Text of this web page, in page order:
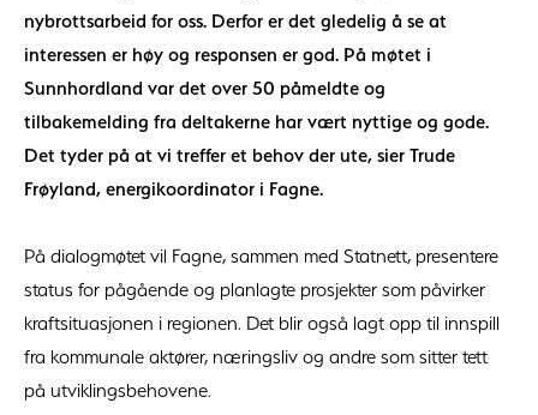
nybrottsarbeid for oss. Derfor er det gledelig å se at
interessen er høy og responsen er god. På møtet i
Sunnhordland var det over 50 påmeldte og
tilbakemelding fra deltakerne har vært nyttige og gode.
Det tyder på at vi treffer et behov der ute, sier Trude
Frøyland, energikoordinator i Fagne.
På dialogmøtet vil Fagne, sammen med Statnett, presentere
status for pågående og planlagte prosjekter som påvirker
kraftsituasjonen i regionen. Det blir også lagt opp til innspill
fra kommunale aktører, næringsliv og andre som sitter tett
på utviklingsbehovene.